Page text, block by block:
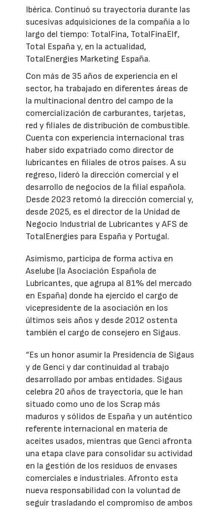
Ibérica. Continuó su trayectoria durante las
sucesivas adquisiciones de la compañía a lo
largo del tiempo: TotalFina, TotalFinaElf,
Total España y, en la actualidad,
TotalEnergies Marketing España.
Con más de 35 años de experiencia en el
sector, ha trabajado en diferentes áreas de
la multinacional dentro del campo de la
comercialización de carburantes, tarjetas,
red y filiales de distribución de combustible.
Cuenta con experiencia internacional tras
haber sido expatriado como director de
lubricantes en filiales de otros países. A su
regreso, lideró la dirección comercial y el
desarrollo de negocios de la filial española.
Desde 2023 retomó la dirección comercial y,
desde 2025, es el director de la Unidad de
Negocio Industrial de Lubricantes y AFS de
TotalEnergies para España y Portugal.
Asimismo, participa de forma activa en
Aselube (la Asociación Española de
Lubricantes, que agrupa al 81% del mercado
en España) donde ha ejercido el cargo de
vicepresidente de la asociación en los
últimos seis años y desde 2012 ostenta
también el cargo de consejero en Sigaus.
“Es un honor asumir la Presidencia de Sigaus
y de Genci y dar continuidad al trabajo
desarrollado por ambas entidades. Sigaus
celebra 20 años de trayectoria, que le han
situado como uno de los Scrap más
maduros y sólidos de España y un auténtico
referente internacional en materia de
aceites usados, mientras que Genci afronta
una etapa clave para consolidar su actividad
en la gestión de los residuos de envases
comerciales e industriales. Afronto esta
nueva responsabilidad con la voluntad de
seguir trasladando el compromiso de ambos